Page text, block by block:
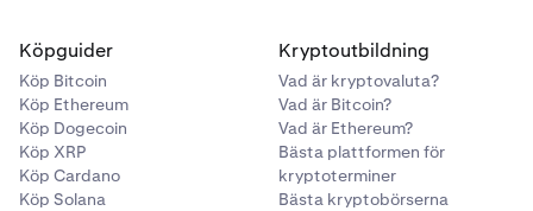
Köpguider
Köp Bitcoin
Köp Ethereum
Köp Dogecoin
Köp XRP
Köp Cardano
Köp Solana
Kryptoutbildning
Vad är kryptovaluta?
Vad är Bitcoin?
Vad är Ethereum?
Bästa plattformen för
kryptoterminer
Bästa kryptobörserna